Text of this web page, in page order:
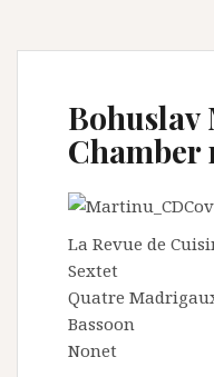
Chamber
La Revue de
Sextet
Quatre
Bassoon
Nonet